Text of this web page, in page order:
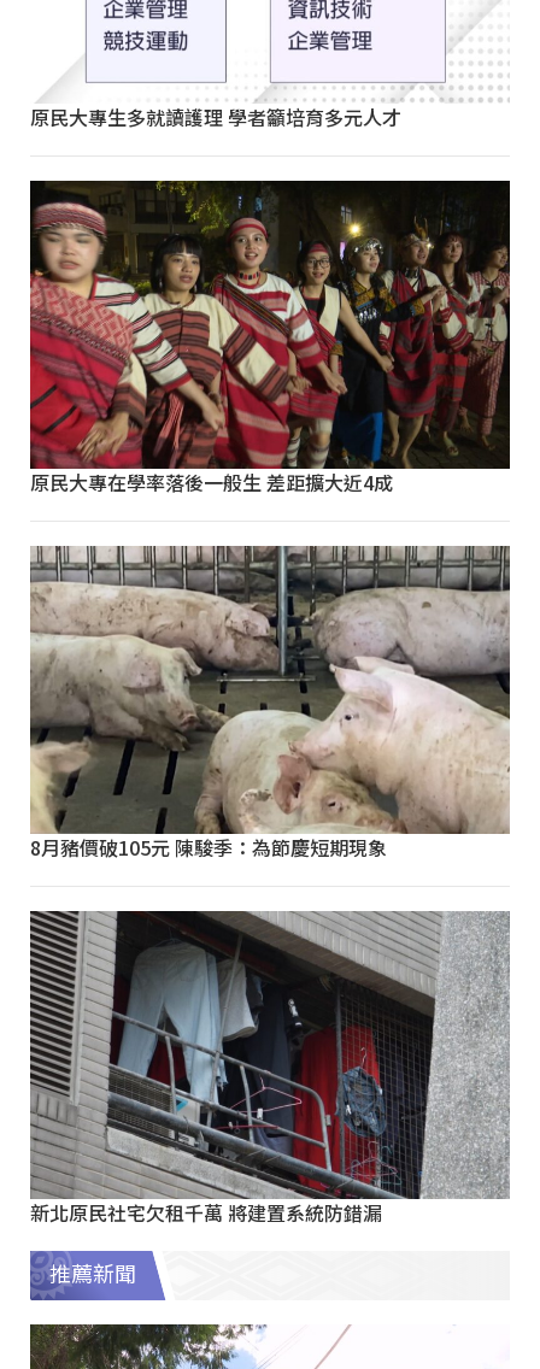
原民大專生多就讀護理 學者籲培育多元人才
原民大專在學率落後一般生 差距擴大近4成
8月豬價破105元 陳駿季：為節慶短期現象
新北原民社宅欠租千萬 將建置系統防錯漏
推薦新聞